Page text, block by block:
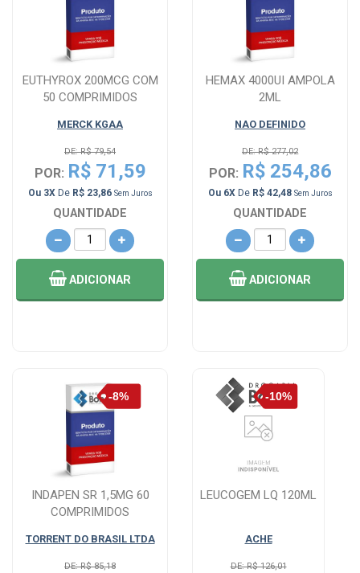
EUTHYROX 200MCG COM
50 COMPRIMIDOS
MERCK KGAA
DE: R$ 79,54
POR: R$ 71,59
Ou 3XDe R$ 23,86 Sem Juros
QUANTIDADE
ADICIONAR
HEMAX 4000UI AMPOLA
2ML
NAO DEFINIDO
DE: R$ 277,02
POR: R$ 254,86
Ou 6XDe R$ 42,48 Sem Juros
QUANTIDADE
ADICIONAR
INDAPEN SR 1,5MG 60
COMPRIMIDOS
TORRENT DO BRASIL LTDA
DE: R$ 85,18
LEUCOGEM LQ 120ML
ACHE
DE: R$ 126,01